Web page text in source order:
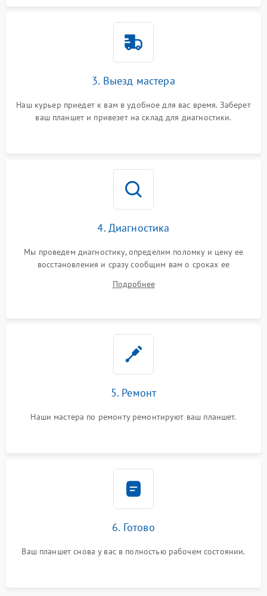
3. Выезд мастера
Наш курьер приедет к вам в удобное для вас время. Заберет
ваш планшет и привезет на склад для диагностики.
4. Диагностика
Мы проведем диагностику, определим поломку и цену ее
восстановления и сразу сообщим вам о сроках ее
Подробнее
5. Ремонт
Наши мастера по ремонту ремонтируют ваш планшет.
6. Готово
Ваш планшет снова у вас в полностью рабочем состоянии.